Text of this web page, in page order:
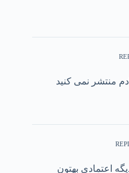
منتشر نمی کنید
اعتمادی بهتون